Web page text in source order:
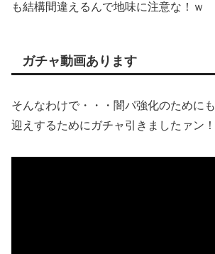
も結構間違えるんで地味に注意な！ｗ
ガチャ動画あります
そんなわけで・・・闇パ強化のために
迎えするためにガチャ引きましたァン！